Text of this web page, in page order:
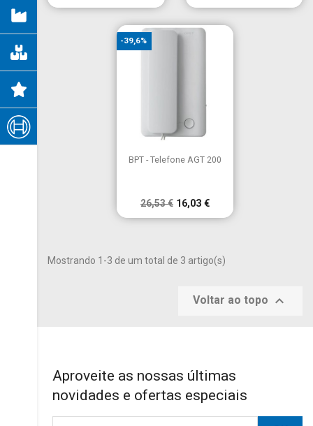
Criar nova lista
Criar lista de desejos
Vista rápida
BPT - Telefone AGT 200
26,53 € 16,03 €
-39,6%
Mostrando 1-3 de um total de 3 artigo(s)
Voltar ao topo 
Aproveite as nossas últimas
novidades e ofertas especiais